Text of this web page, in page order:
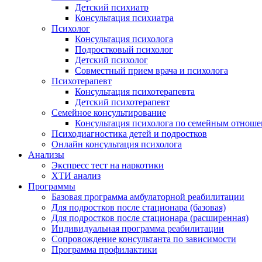
Детский психиатр
Консультация психиатра
Психолог
Консультация психолога
Подростковый психолог
Детский психолог
Совместный прием врача и психолога
Психотерапевт
Консультация психотерапевта
Детский психотерапевт
Семейное консультирование
Консультация психолога по семейным
Психодиагностика детей и подростков
Онлайн консультация психолога
Анализы
Экспресс тест на наркотики
ХТИ анализ
Программы
Базовая программа амбулаторной реабилитации
Для подростков после стационара (базовая)
Для подростков после стационара (расширенная)
Индивидуальная программа реабилитации
Сопровождение консультанта по зависимости
Программа профилактики